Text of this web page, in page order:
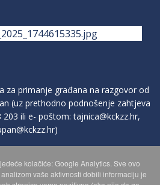
za primanje građana na razgovor od
(uz prethodno podnošenje zahtjeva
203 ili e- poštom:tajnica@kckzz.hr,
)
OSOBNIH PODATAKA
kolačiće: Google Analytics. Sve ovo
vaše aktivnosti dobili informaciju je